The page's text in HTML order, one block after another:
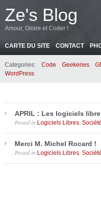
Ze's Blog
Amour, Gloire et Coder !
CARTE DU SITE CONTACT
Categories: Code Geekeries
WordPress
APRIL : Les logiciels
Posted in Logiciels Libres Société
Merci M. Michel Rocard !
Posted in Logiciels Libres Société